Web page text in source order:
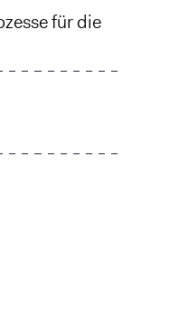
für die